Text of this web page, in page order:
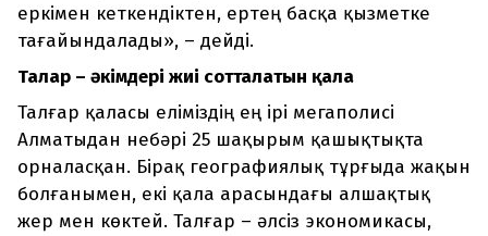
еркімен кеткендіктен, ертең басқа қызметке
тағайындалады», – дейді.
Талғар – әкімдері жиі сотталатын қала
Талғар қаласы еліміздің ең ірі мегаполисі
Алматыдан небәрі 25 шақырым қашықтықта
орналасқан. Бірақ географиялық тұрғыда жақын
болғанымен, екі қала арасындағы алшақтық
жер мен көктей. Талғар – әлсіз экономикасы,